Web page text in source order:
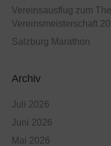
Vereinsausflug zum
Vereinsmeisterschaft
Salzburg Marathon
Archiv
Juli 2026
Juni 2026
Mai 2026